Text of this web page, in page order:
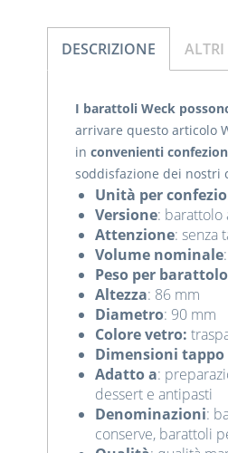
DESCRIZIONE
I barattoli Weck
arrivare questo articolo
in convenienti
soddisfazione dei nostri
Unità per
Versione: barattolo
Attenzione: senza
Volume nominale
Peso per barattolo
Altezza: 86 mm
Diametro: 90 mm
Colorevetro:
Dimensioni tappo
Adatto a:
dessert e antipasti
Denominazioni:
conserve, barattoli